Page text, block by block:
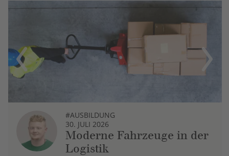
Previous
#AUSBILDUNG
30. JULI 2026
Moderne Fahrzeuge in der
Logistik
Next